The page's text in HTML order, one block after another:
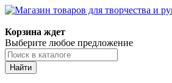
Корзина ждет
Выберите любое предложение
Найти